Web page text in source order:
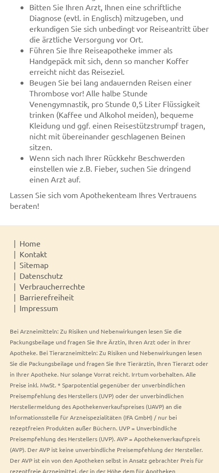
Bitten Sie Ihren Arzt, Ihnen eine schriftliche
Diagnose (evtl. in Englisch) mitzugeben, und
erkundigen Sie sich unbedingt vor Reiseantritt über
die ärztliche Versorgung vor Ort.
Führen Sie Ihre Reiseapotheke immer als
Handgepäck mit sich, denn so mancher Koffer
erreicht nicht das Reiseziel.
Beugen Sie bei lang andauernden Reisen einer
Thrombose vor! Alle halbe Stunde
Venengymnastik, pro Stunde 0,5 Liter Flüssigkeit
trinken (Kaffee und Alkohol meiden), bequeme
Kleidung und ggf. einen Reisestützstrumpf tragen,
nicht mit übereinander geschlagenen Beinen
sitzen.
Wenn sich nach Ihrer Rückkehr Beschwerden
einstellen wie z.B. Fieber, suchen Sie dringend
einen Arzt auf.
Lassen Sie sich vom Apothekenteam Ihres Vertrauens
beraten!
Home
Kontakt
Sitemap
Datenschutz
Verbraucherrechte
Barrierefreiheit
Impressum
Bei Arzneimitteln: Zu Risiken und Nebenwirkungen lesen Sie die
Packungsbeilage und fragen Sie Ihre Ärztin, Ihren Arzt oder in Ihrer
Apotheke. Bei Tierarzneimitteln: Zu Risiken und Nebenwirkungen lesen
Sie die Packungsbeilage und fragen Sie Ihre Tierärztin, Ihren Tierarzt oder
in Ihrer Apotheke. Nur solange Vorrat reicht. Irrtum vorbehalten. Alle
Preise inkl. MwSt. * Sparpotential gegenüber der unverbindlichen
Preisempfehlung des Herstellers (UVP) oder der unverbindlichen
Herstellermeldung des Apothekenverkaufspreises (UAVP) an die
Informationsstelle für Arzneispezialitäten (IFA GmbH) / nur bei
rezeptfreien Produkten außer Büchern. UVP = Unverbindliche
Preisempfehlung des Herstellers (UVP). AVP = Apothekenverkaufspreis
(AVP). Der AVP ist keine unverbindliche Preisempfehlung der Hersteller.
Der AVP ist ein von den Apotheken selbst in Ansatz gebrachter Preis für
rezeptfreie Arzneimittel, der in der Höhe dem für Apotheken